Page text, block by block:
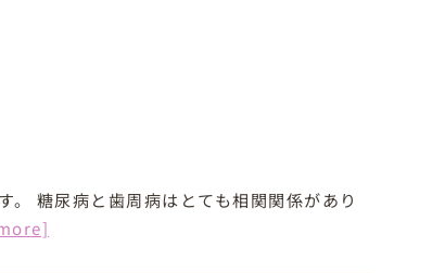
糖尿病と歯周病はとても相関関係があり